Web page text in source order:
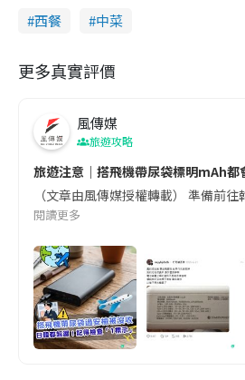
西餐 中菜
更多真實評價
風傳媒
旅遊攻略
旅遊注意｜搭飛機帶尿袋標明mAh
（文章由風傳媒授權轉載） 準備前
閱讀更多